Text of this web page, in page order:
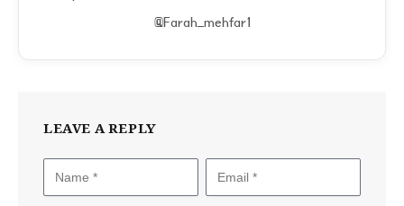
@Farah_mehfar1
LEAVE A REPLY